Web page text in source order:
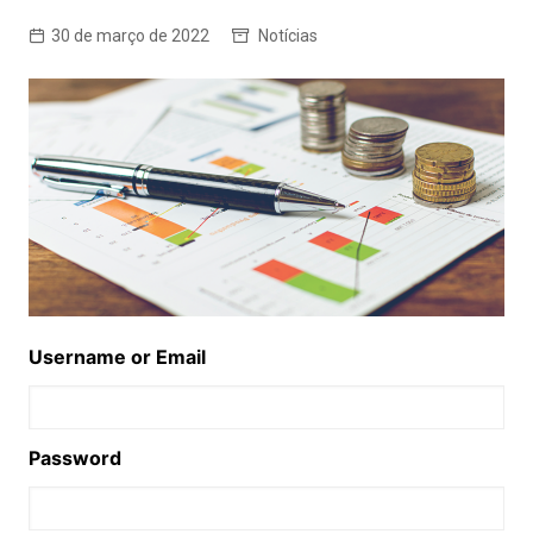
30 de março de 2022 Notícias
Username or Email
Password